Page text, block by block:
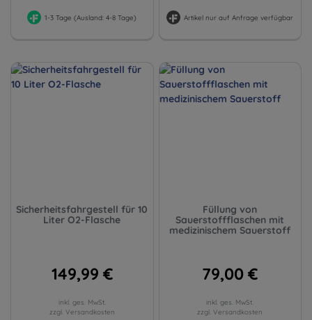
1-3 Tage (Ausland: 4-8 Tage) Artikel nur auf Anfrage verfügbar
Sicherheitsfahrgestell für 10
Liter O2-Flasche
149,99 €
inkl. ges. MwSt.
zzgl. Versandkosten
Füllung von
Sauerstoffflaschen mit
medizinischem Sauerstoff
79,00 €
inkl. ges. MwSt.
zzgl. Versandkosten